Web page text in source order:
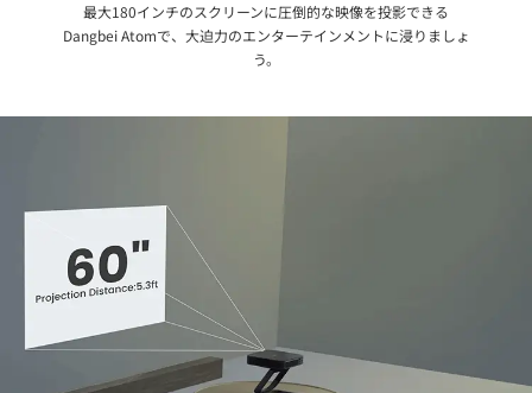
最大180インチのスクリーンに圧倒的な映像を投影できる
Dangbei Atomで、大迫力のエンターテインメントに浸りましょ
う。